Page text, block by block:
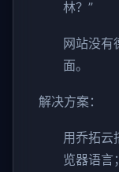
林？”
网站没有
面。
解决方案：
用乔拓云
览器语言；